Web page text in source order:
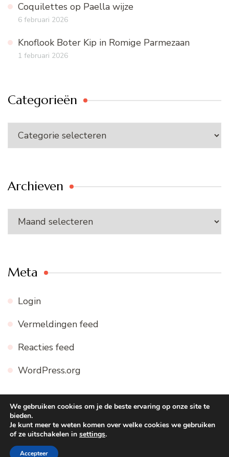
Coquilettes op Paella wijze
6 februari 2026
Knoflook Boter Kip in Romige Parmezaan
1 februari 2026
Categorieën
Categorieën
Archieven
Archieven
Meta
Login
Vermeldingen feed
Reacties feed
WordPress.org
© Copyright 2026WWW.FIJNE-RECEPTEN.NL. Alle
rechten voorbehouden.Blossom Recipe | Ontwikkeld door
Blossom Themes
We gebruiken cookies om je de beste ervaring op onze site te
bieden.
Je kunt meer te weten komen over welke cookies we gebruiken
of ze uitschakelen in settings.
Accepteer